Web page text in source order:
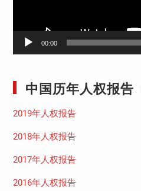
00:00
中国历年人权报告
2019年人权报告
2018年人权报告
2017年人权报告
2016年人权报告